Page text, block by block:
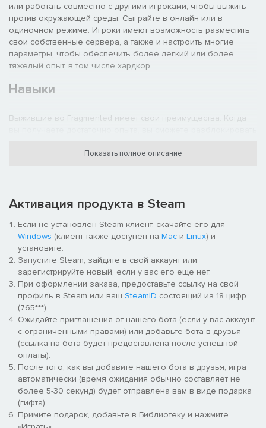
или работать совместно с другими игроками, чтобы выжить
против окружающей среды. Сыграйте в онлайн или в
одиночном режиме. Игроки имеют возможность разместить
свои собственные сервера, а также и настроить многие
параметры, чтобы обеспечить более легкий или более
тяжелый опыт, в том числе хардкор.
Навыки
Выжившие во Fragmented имеет свои преимущества. Когда
и варианты выживания. Вы можете сосредоточиться на
хранения данных. Fragmented система характеристик, что
дает баллы, вы можете потратить на нескольких навыков,
чтобы лучше настроить своего персонажа. Вы можете
потратить баллы на следующие навыки.
Строительство позволяет создавать здания, опоры,
контейнеры для хранения и различных видов рукоделия
станций.
Электроника включает в себя создание электронных
устройств, башенки, медицинские сканеры, или
робототехники.
Ближний Бой дает бонусы в ближнем бою, а также
создания оружия и инструментов.
Дальний Бой предоставляет бонусы в дальнем бою, а
также позволяет создавать оружие дальнего боя и
гранаты.
Переработка используется для обработки сырья,
открывает урожай, и создает инструменты.
Субстанция уменьшает последствия голода и жажды, и
Показать полное описание
Активация продукта в Steam
Если не установлен Steam клиент, скачайте его для
Windows (клиент также доступен на Mac и Linux) и
установите.
Запустите Steam, зайдите в свой аккаунт или
зарегистрируйте новый, если у вас его еще нет.
При оформлении заказа, предоставьте ссылку на свой
профиль в Steam или ваш SteamID состоящий из 18 цифр
(765***).
Ожидайте приглашения от нашего бота (если у вас аккаунт
с ограниченными правами) или добавьте бота в друзья
(ссылка на бота будет предоставлена после успешной
оплаты).
После того, как вы добавите нашего бота в друзья, игра
автоматически (время ожидания обычно составляет не
более 5-30 секунд) будет отправлена вам в виде подарка
(гифта).
Примите подарок, добавьте в Библиотеку и нажмите